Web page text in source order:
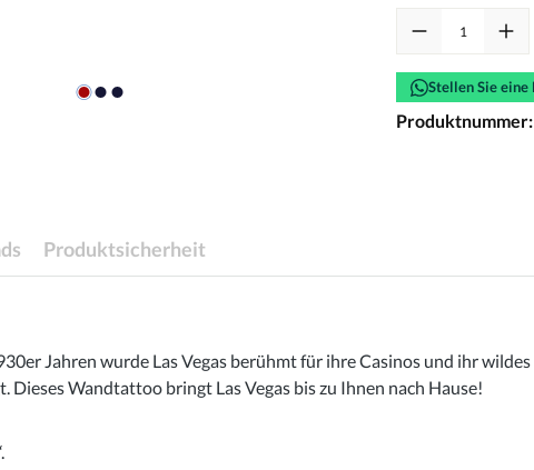
Produkt Anzahl:
Stellen Sie eine
Produktnummer:
Produktsicherheit
Jahren wurde Las Vegas berühmt für ihre Casinos und ihr
Wandtattoo bringt Las Vegas bis zu Ihnen nach Hause!